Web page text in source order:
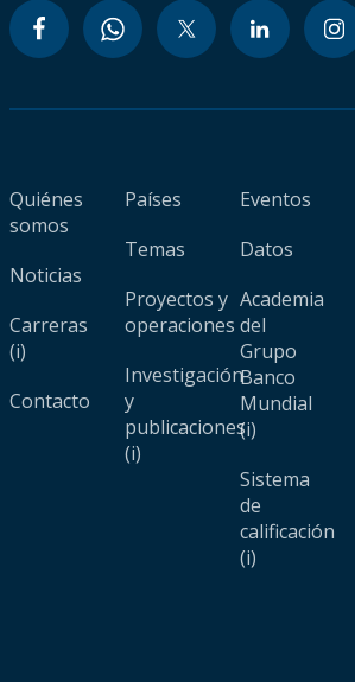
Quiénes
somos
Noticias
Carreras
(i)
Contacto
Países
Temas
Proyectos y
operaciones
Investigación
y
publicaciones
(i)
Eventos
Datos
Academia
del
Grupo
Banco
Mundial
(i)
Sistema
de
calificación
(i)